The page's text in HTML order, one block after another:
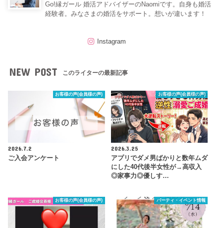
Go!縁ガール 婚活アドバイザーのNaomiです。自身も婚活
経験者。みなさまの婚活をサポート。想いが違います！
Instagram
NEW POST このライターの最新記事
お客様の声(会員様の声)
2026.7.2
ご入会アンケート
お客様の声(会員様の声)
2026.3.25
アプリでダメ男ばかりと数年ムダ
にした40代後半女性が→高収入
◎家事力◎優しす…
お客様の声(会員様の声) パーティ・イベント情報